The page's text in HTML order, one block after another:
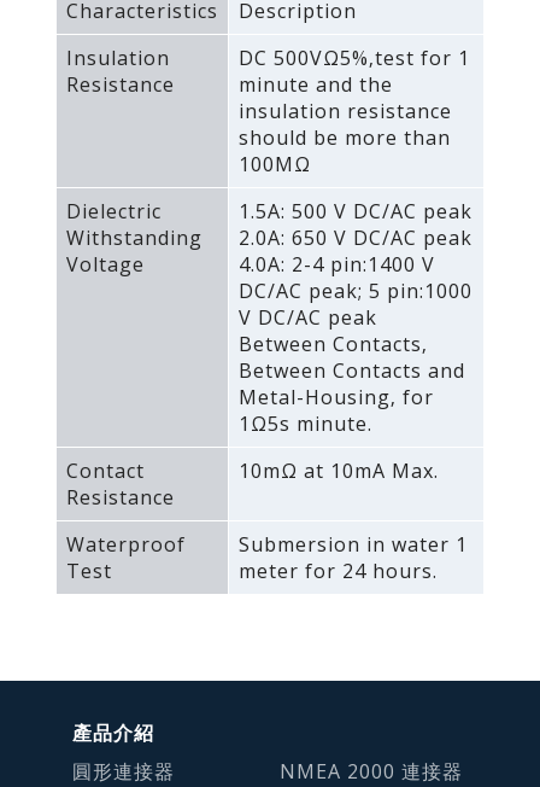
Characteristics
Description
Insulation
Resistance
DC 500VΩ5%‚test for 1
minute and the
insulation resistance
should be more than
100MΩ
Dielectric
Withstanding
Voltage
1.5A: 500 V DC/AC peak
2.0A: 650 V DC/AC peak
4.0A: 2-4 pin:1400 V
DC/AC peak; 5 pin:1000
V DC/AC peak
Between Contacts‚
Between Contacts and
Metal-Housing‚ for
1Ω5s minute.
Contact
Resistance
10mΩ at 10mA Max.
Waterproof
Test
Submersion in water 1
meter for 24 hours.
產品介紹
圓形連接器
NMEA 2000 連接器